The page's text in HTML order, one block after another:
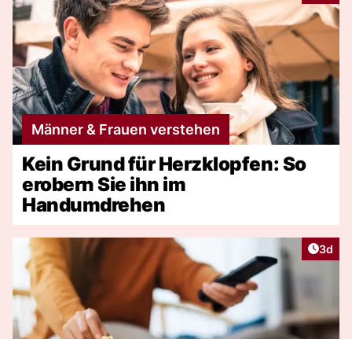
Männer & Frauen verstehen
Kein Grund für Herzklopfen: So
erobern Sie ihn im
Handumdrehen
3d